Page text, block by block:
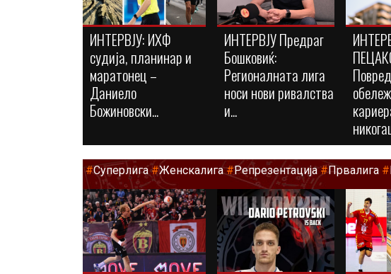
ИНТЕРВЈУ: ИХФ
судија, планинар и
маратонец –
Даниело
Божиновски...
ИНТЕРВЈУ Предраг
Бошковиќ:
Регионалната лига
носи нови ривалства
и...
#Суперлига #Женскалига#Репрезентација #Првалига #